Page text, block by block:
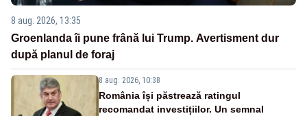
8 aug. 2026, 13:35
Groenlanda îi pune frână lui Trump. Avertisment dur
după planul de foraj
8 aug. 2026, 10:38
România își păstrează ratingul
recomandat investițiilor. Un semnal